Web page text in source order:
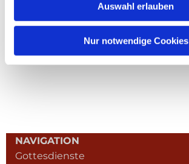
Auswahl erlauben
Nur notwendige Cookies
NAVIGATION
Gottesdienste